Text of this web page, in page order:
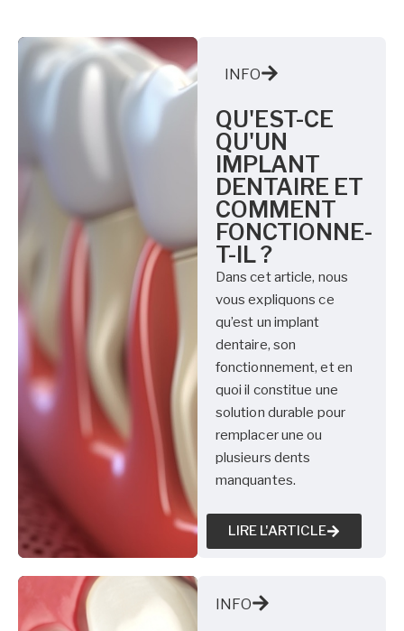
INFO
QU'EST-CE
QU'UN
IMPLANT
DENTAIRE ET
COMMENT
FONCTIONNE-
T-IL ?
Dans cet article, nous
vous expliquons ce
qu’est un implant
dentaire, son
fonctionnement, et en
quoi il constitue une
solution durable pour
remplacer une ou
plusieurs dents
manquantes.
LIRE L'ARTICLE
INFO